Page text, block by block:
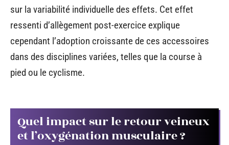
sur la variabilité individuelle des effets. Cet effet
ressenti d’allègement post-exercice explique
cependant l’adoption croissante de ces accessoires
dans des disciplines variées, telles que la course à
pied ou le cyclisme.
Quel impact sur le retour veineux
et l’oxygénation musculaire ?